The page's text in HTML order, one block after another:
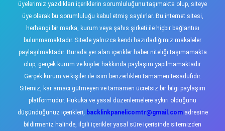
üyelerimiz yazdıkları içeriklerin sorumluluğunu taşımakta olup, siteye
üye olarak bu sorumluluğu kabul etmiş sayılırlar. Bu internet sitesi,
herhangi bir marka, kurum veya şahıs şirketi ile hiçbir bağlantısı
bulunmamaktadır. Sitede yalnızca kendi hazırladığımız makaleler
paylaşılmaktadır. Burada yer alan içerikler haber niteliği taşımamakta
olup, gerçek kurum ve kişiler hakkında paylaşım yapılmamaktadır.
Gerçek kurum ve kişiler ile isim benzerlikleri tamamen tesadüfidir.
Sitemiz, kar amacı gütmeyen ve tamamen ücretsiz bir bilgi paylaşım
platformudur. Hukuka ve yasal düzenlemelere aykırı olduğunu
düşündüğünüz içerikleri, backlinkpanelicomtr@gmail.comadresine
bildirmeniz halinde, ilgili içerikler yasal süre içerisinde sitemizden